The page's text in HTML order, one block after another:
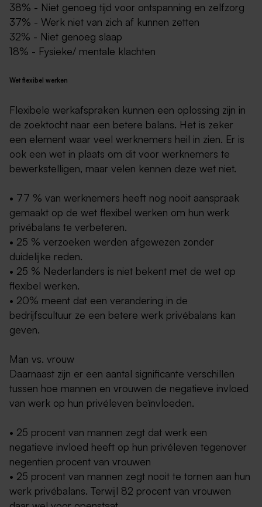
38% - Niet genoeg tijd voor ontspanning en zelfzorg
37% - Werk niet van zich af kunnen zetten
32% - Niet genoeg slaap
18% - Fysieke/ mentale klachten
Wet flexibel werken
Flexibele werkafspraken kunnen een oplossing zijn in
de zoektocht naar een betere balans. Het is zeker
een element waar veel werknemers heil in zien. Er is
ook een wet in plaats om dit voor werknemers te
bewerkstelligen, maar velen kennen deze wet niet.
• 77 % van werknemers heeft nog nooit aanspraak
gemaakt op de wet flexibel werken om hun werk
privébalans te verbeteren.
• 25 % verzoeken werden afgewezen zonder
duidelijke reden.
• 25 % Nederlanders is niet bekent met de wet op
flexibel werken.
• 20% meent dat een verandering in de
bedrijfscultuur ze een betere werk privébalans kan
geven.
Man vs. vrouw
Daarnaast zijn er een aantal significante verschillen
tussen hoe mannen en vrouwen de negatieve invloed
van werk op hun privéleven beïnvloeden.
• 25 procent van mannen zegt dat werk een
negatieve invloed heeft op hun privéleven tegenover
negentien procent van vrouwen
• 25 procent van mannen zegt nooit te tornen aan hun
werk privébalans. Terwijl 82 procent van vrouwen